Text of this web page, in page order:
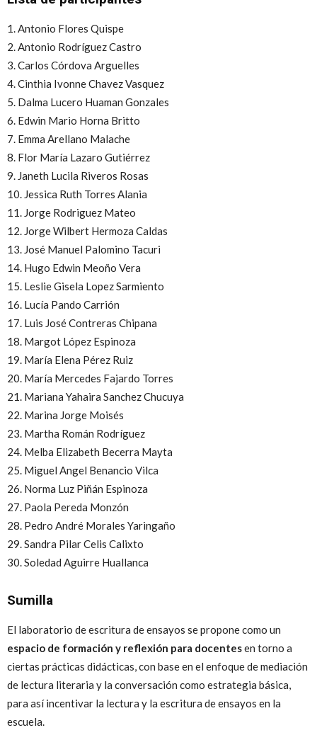
1. Antonio Flores Quispe
2. Antonio Rodríguez Castro
3. Carlos Córdova Arguelles
4. Cinthia Ivonne Chavez Vasquez
5. Dalma Lucero Huaman Gonzales
6. Edwin Mario Horna Britto
7. Emma Arellano Malache
8. Flor María Lazaro Gutiérrez
9. Janeth Lucila Riveros Rosas
10. Jessica Ruth Torres Alania
11. Jorge Rodriguez Mateo
12. Jorge Wilbert Hermoza Caldas
13. José Manuel Palomino Tacuri
14. Hugo Edwin Meoño Vera
15. Leslie Gisela Lopez Sarmiento
16. Lucía Pando Carrión
17. Luis José Contreras Chipana
18. Margot López Espinoza
19. María Elena Pérez Ruiz
20. María Mercedes Fajardo Torres
21. Mariana Yahaira Sanchez Chucuya
22. Marina Jorge Moisés
23. Martha Román Rodríguez
24. Melba Elizabeth Becerra Mayta
25. Miguel Angel Benancio Vilca
26. Norma Luz Piñán Espinoza
27. Paola Pereda Monzón
28. Pedro André Morales Yaringaño
29. Sandra Pilar Celis Calixto
30. Soledad Aguirre Huallanca
Sumilla
El laboratorio de escritura de ensayos se propone como un
espacio de formación y reflexión para docentesen torno a
ciertas prácticas didácticas, con base en el enfoque de mediación
de lectura literaria y la conversación como estrategia básica,
para así incentivar la lectura y la escritura de ensayos en la
escuela.